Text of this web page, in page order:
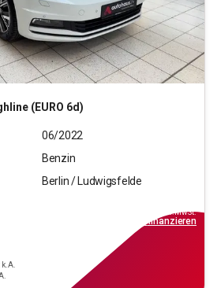
(EURO 6d)
06/2022
Benzin
Berlin / Ludwigsfelde
inkl.MwSt.
finanzieren